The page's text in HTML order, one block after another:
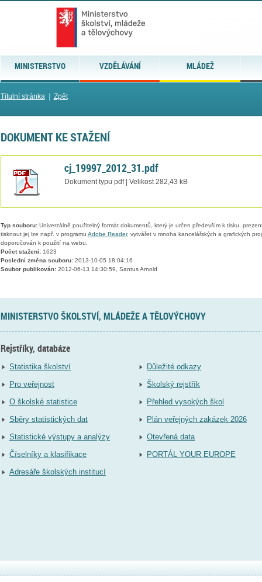
MINISTERSTVO VZDĚLÁVÁNÍ MLÁDEŽ
Titulní stránka| Zpět
DOKUMENT KE STAŽENÍ
cj_19997_2012_31.pdf
Dokument typu pdf | Velikost 282,43 kB
Typ souboru:Univerzálně použitelný formát dokumentů, který je určen především k tisku,
tisknout jej lze např. v programu Adobe Reader, vytvářet v mnoha kancelářských a grafických
doporučován k použití na webu.
Počet stažení:1623
Poslední změna souboru:2013-10-05 18:04:16
Soubor publikován:2012-06-13 14:30:59, Santus Arnold
MINISTERSTVO ŠKOLSTVÍ, MLÁDEŽE A TĚLOVÝCHOVY
Rejstříky, databáze
Statistika školství
Pro veřejnost
O školské statistice
Sběry statistických dat
Statistické výstupy a analýzy
Číselníky a klasifikace
Adresáře školských institucí
Důležité odkazy
Školský rejstřík
Přehled vysokých škol
Plán veřejných zakázek 2026
Otevřená data
PORTÁL YOUR EUROPE